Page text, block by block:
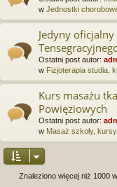
w Jednostki
Jedyny
Ostatni post autor:
w Fizjoterapia studia,
Kurs masażu
Powięziowych
Ostatni post autor:
w Masaż szkoły,
Znaleziono więcej niż 1000